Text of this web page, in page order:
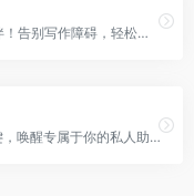
Castly是您最终的写作和知识获取伙伴！告别写作障碍，轻松提升您的内容创作和知识获取能力。无论您是博主、营销人员、学习者还是任何学习和写作的人，Castly都能为您提供帮助。
AI智能工具，助力美好生活。轻轻一键，唤醒专属于你的私人助理。智慧服务，美好生活。